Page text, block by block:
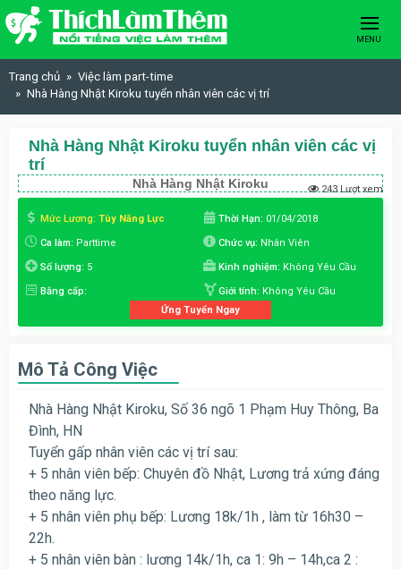
Skip to content
MENU
Trang chủ
Việc làm part-time
Nhà Hàng Nhật Kiroku tuyển nhân viên các vị trí
Nhà Hàng Nhật Kiroku tuyển nhân viên các vị
trí
Nhà Hàng Nhật Kiroku 243 Lượt xem
Mức Lương: Tùy Năng Lực Thời Hạn: 01/04/2018
Ca làm: Parttime Chức vụ: Nhân Viên
Số lượng: 5 Kinh nghiệm: Không Yêu Cầu
Bằng cấp: Giới tính: Không Yêu Cầu
Ứng Tuyển Ngay
Mô Tả Công Việc
Nhà Hàng Nhật Kiroku, Số 36 ngõ 1 Phạm Huy Thông, Ba
Đình, HN
Tuyển gấp nhân viên các vị trí sau:
+ 5 nhân viên bếp: Chuyên đồ Nhật, Lương trả xứng đáng
theo năng lực.
+ 5 nhân viên phụ bếp: Lương 18k/1h , làm từ 16h30 –
22h.
+ 5 nhân viên bàn : lương 14k/1h, ca 1: 9h – 14h,ca 2 :